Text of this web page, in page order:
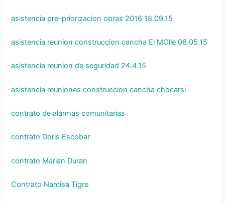
asistencia pre-priorizacion obras 2016 18.09.15
asistencia reunion construccion cancha El MOlle 08.05.15
asistencia reunion de seguridad 24.4.15
asistencia reuniones construccion cancha chocarsi
contrato de alarmas comunitarias
contrato Doris Escobar
contrato Marian Duran
Contrato Narcisa Tigre